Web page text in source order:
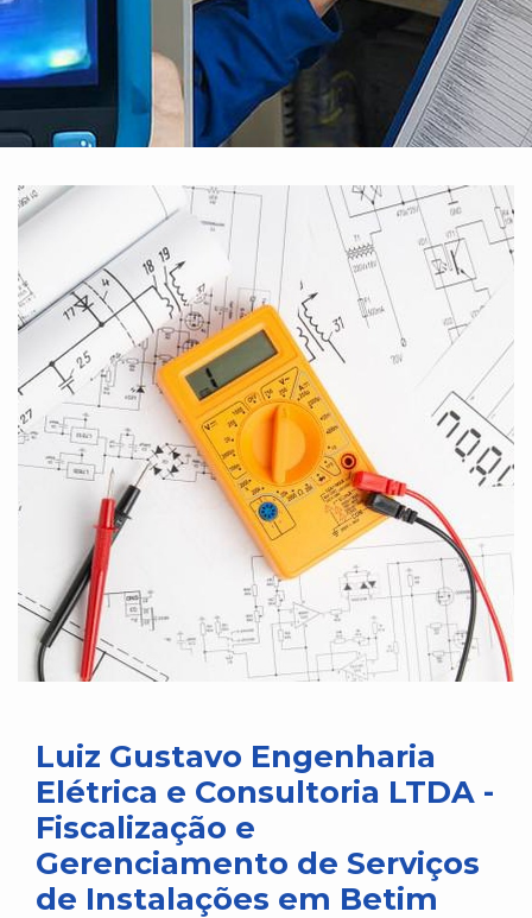
Luiz Gustavo Engenharia
Elétrica e Consultoria LTDA -
Fiscalização e
Gerenciamento de Serviços
de Instalações em Betim